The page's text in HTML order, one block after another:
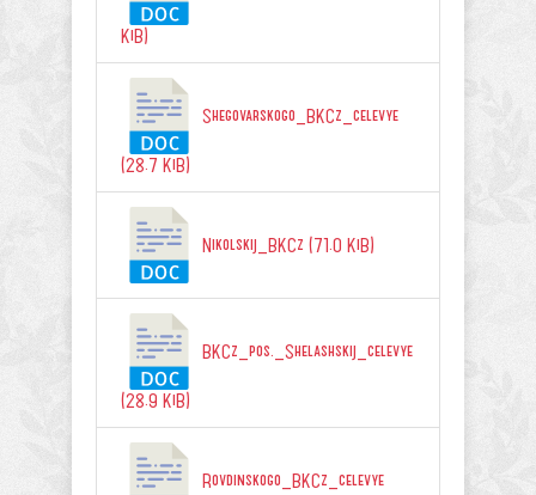
KiB)
Shegovarskogo_BKCz_celevye
(28.7 KiB)
Nikolskij_BKCz (71.0 KiB)
BKCz_pos._Shelashskij_celevye
(28.9 KiB)
Rovdinskogo_BKCz_celevye